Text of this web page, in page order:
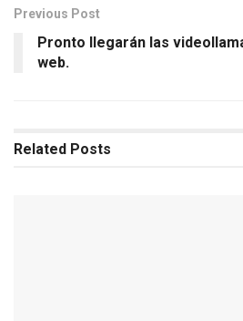
Previous Post
Pronto llegarán las
web.
Related Posts